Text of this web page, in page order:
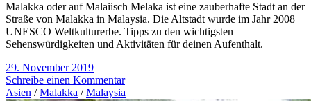
Malakka oder auf Malaiisch Melaka ist eine zauberhafte Stadt an der
Straße von Malakka in Malaysia. Die Altstadt wurde im Jahr 2008
UNESCO Weltkulturerbe. Tipps zu den wichtigsten
Sehenswürdigkeiten und Aktivitäten für deinen Aufenthalt.
29. November 2019
Schreibe einen Kommentar
Asien /Malakka /Malaysia